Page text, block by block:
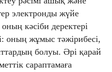
электронды жүйе
кәсіби деректері
оның жұмыс тәжірибесі,
болуы. Әрі қарай
сараптамаға